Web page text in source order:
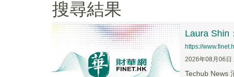
搜尋結果
Laura Shin
https://
2026年08月06日
Techub News